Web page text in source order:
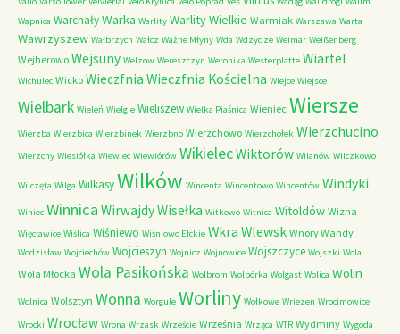
Wapnica WarchałyWarka Warlity Warlity Wielkie Warmiak Warszawa Warta
Wawrzyszew Wałbrzych Wałcz Ważne Młyny Wda Wdzydze Weimar Weißenberg
Wejherowo Wejsuny Welzow Wereszczyn Weronika Westerplatte Wiartel
Wichulec Wicko Wieczfnia Wieczfnia Kościelna Wiejce Wiejsce
Wielbark Wieleń Wielgie Wieliszew Wielka Piaśnica Wieniec Wiersze
Wierzba Wierzbica Wierzbinek Wierzbno Wierzchowo Wierzchołek Wierzchucino
Wierzchy Wiesiółka Wiewiec Wiewiórów WikielecWiktorów Wilanów Wilczkowo
Wilczęta Wilga WilkasyWilków Wincenta Wincentowo Wincentów Windyki
Winiec Winnica WirwajdyWisełka Witkowo Witnica Witoldów Wizna
Więcławice Wiślica Wiśniewo Wiśniowo Ełckie Wkra Wlewsk Wnory Wandy
Wodzisław Wojciechów Wojcieszyn Wojnicz Wojnowice Wojszczyce Wojszki Wola
Wola Młocka Wola Pasikońska Wolbrom Wolbórka Wolgast Wolica Wolin
Wolnica Wolsztyn Wonna Worgule Worliny Wołkowe Wriezen Wrocimowice
Wrocki Wrocław Wrona Wrzask Wrzeście Września Wrząca WTR Wydminy Wygoda